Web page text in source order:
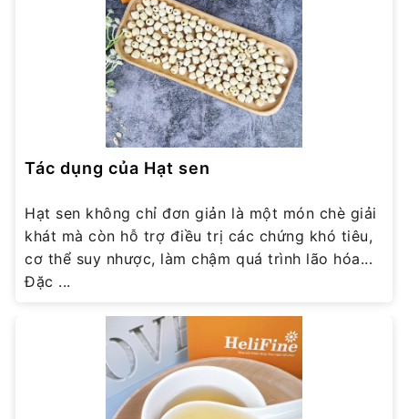
Tác dụng của Hạt sen
Hạt sen không chỉ đơn giản là một món chè giải
khát mà còn hỗ trợ điều trị các chứng khó tiêu,
cơ thể suy nhược, làm chậm quá trình lão hóa...
Đặc ...